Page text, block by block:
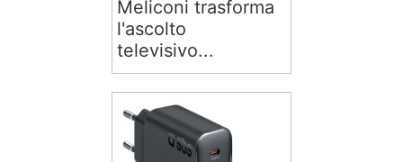
Meliconi trasforma
l'ascolto
televisivo...